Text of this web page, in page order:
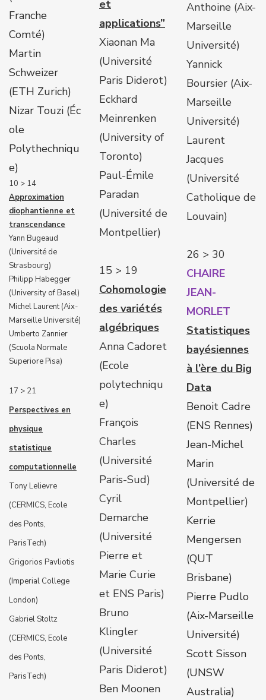
Franche
Comté)
Martin
Schweizer
(ETH Zurich)
Nizar Touzi (Éc
ole
Polythechniqu
e)
10 > 14
Approximation
diophantienne et
transcendance
Yann Bugeaud
(Université de
Strasbourg)
Philipp Habegger
(University of Basel)
Michel Laurent (Aix-
Marseille Université)
Umberto Zannier
(Scuola Normale
Superiore Pisa)
17 > 21
Perspectives en
physique
statistique
computationnelle
Tony Lelievre
(CERMICS, Ecole
des Ponts,
ParisTech)
Grigorios Pavliotis
(Imperial College
London)
Gabriel Stoltz
(CERMICS, Ecole
des Ponts,
ParisTech)
et
applications”
Xiaonan Ma
(Université
Paris Diderot)
Eckhard
Meinrenken
(University of
Toronto)
Paul-Émile
Paradan
(Université de
Montpellier)
15 > 19
Cohomologie
des variétés
algébriques
Anna Cadoret
(Ecole
polytechniqu
e)
François
Charles
(Université
Paris-Sud)
Cyril
Demarche
(Université
Pierre et
Marie Curie
et ENS Paris)
Bruno
Klingler
(Université
Paris Diderot)
Ben Moonen
Anthoine (Aix-
Marseille
Université)
Yannick
Boursier (Aix-
Marseille
Université)
Laurent
Jacques
(Université
Catholique de
Louvain)
26 > 30
CHAIRE
JEAN-
MORLET
Statistiques
bayésiennes
à l’ère du Big
Data
Benoit Cadre
(ENS Rennes)
Jean-Michel
Marin
(Université de
Montpellier)
Kerrie
Mengersen
(QUT
Brisbane)
Pierre Pudlo
(Aix-Marseille
Université)
Scott Sisson
(UNSW
Australia)